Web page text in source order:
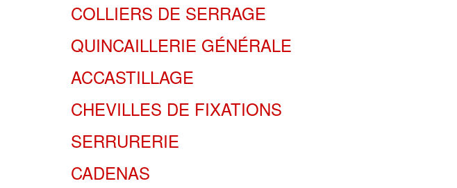
COLLIERS DE SERRAGE
QUINCAILLERIE GÉNÉRALE
ACCASTILLAGE
CHEVILLES DE FIXATIONS
SERRURERIE
CADENAS